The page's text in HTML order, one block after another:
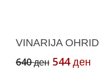
VINARIJA
640ден Original
544 ден